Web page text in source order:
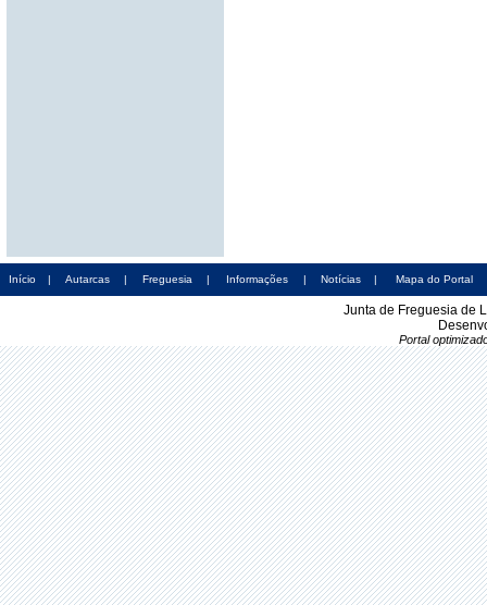
Início | Autarcas | Freguesia | Informações | Notícias | Mapa do Portal
Junta de Freguesia de
Portal